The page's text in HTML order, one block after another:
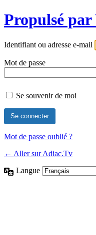
Propulsé par
Identifiant ou adresse e-mail
Mot de passe
Se souvenir de moi
Mot de passe oublié ?
← Aller sur Adiac.Tv
Langue